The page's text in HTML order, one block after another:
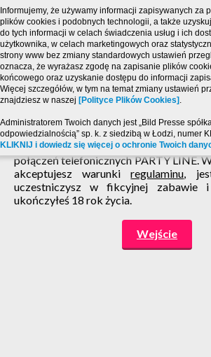
Informujemy, że używamy informacji zapisywanych za
plików cookies i podobnych technologii, a także
do tych informacji w celach świadczenia usług i ich
użytkownika, w celach marketingowych oraz
strony www bez zmiany standardowych ustawień
oznacza, że wyrażasz zgodę na zapisanie plików
końcowego oraz uzyskanie dostępu do informacji
Więcej szczegółów, w tym na temat zmiany ustawień
znajdziesz w naszej [Polityce Plików Cookies] .
Administratorem Twoich danych jest „Bild Presse
odpowiedzialnością” sp. k. z siedzibą w Łodzi, numer
KLIKNIJ i dowiedz się więcej o ochronie Twoich
Strona zawiera treści o charakterze
przeznaczona dla osób, które
serwis ma charakter zabawy
połączeń telefonicznych PARTY LINE.
akceptujesz warunkiregulaminu,
uczestniczysz w fikcyjnej zabawie i
ukończyłeś 18 rok życia.
Wejście